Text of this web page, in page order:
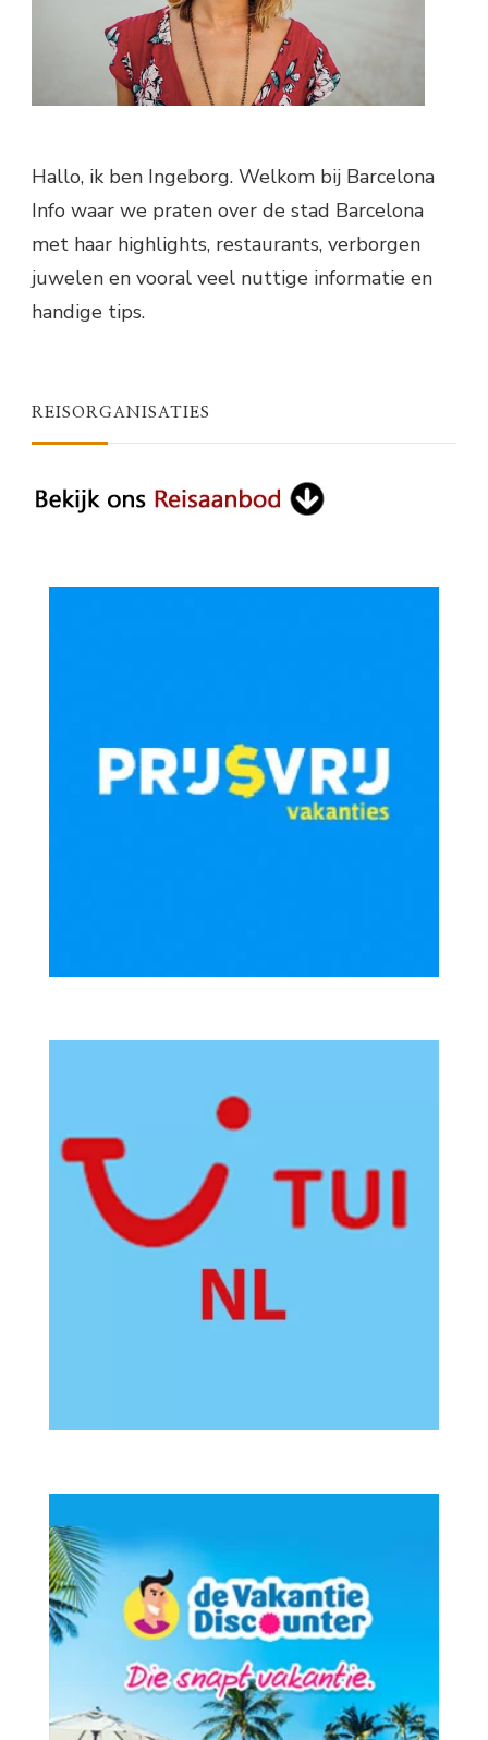
Hallo, ik ben Ingeborg. Welkom bij Barcelona
Info waar we praten over de stad Barcelona
met haar highlights, restaurants, verborgen
juwelen en vooral veel nuttige informatie en
handige tips.
REISORGANISATIES